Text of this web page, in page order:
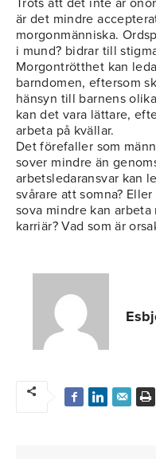
Trots att det inte är
är det mindre
morgonmänniska.
i mund? bidrar till
Morgontrötthet kan
barndomen, eftersom
hänsyn till barnens
kan det vara lättare,
arbeta på kvällar.
Det förefaller som
sover mindre än
arbetsledaransvar kan
svårare att somna?
sova mindre kan
karriär? Vad som är